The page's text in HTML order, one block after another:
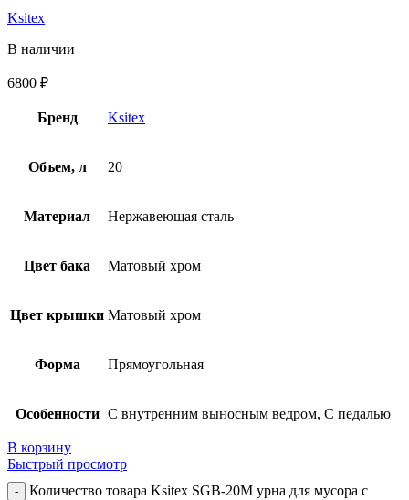
Ksitex
В наличии
6800 ₽
Бренд Ksitex
Объем, л 20
Материал Нержавеющая сталь
Цвет бака Матовый хром
Цвет крышки Матовый хром
Форма Прямоугольная
Особенности С внутренним выносным ведром, С педалью
В корзину
Быстрый просмотр
Количество товара Ksitex SGB-20M урна для мусора с